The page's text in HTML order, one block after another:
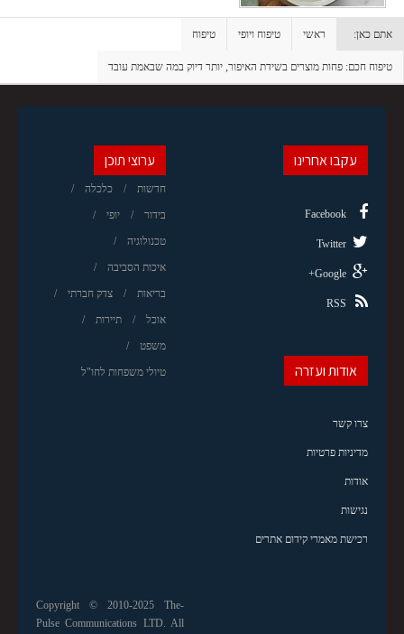
אתם כאן: ראשי טיפוח ויופי טיפוח
טיפוח חכם: פחות מוצרים בשידת האיפור, יותר דיוק במה שבאמת עובד
ערוצי תוכן
חדשות כלכלה
בידור יופי
טכנולוגיה
איכות הסביבה
בריאות צדק חברתי
אוכל תיירות
משפט
טיולי משפחות לחו"ל
עקבו אחרינו
Facebook
Twitter
Google+
RSS
אודות ועזרה
צרו קשר
מדיניות פרטיות
אודות
נגישות
רכישת מאמרי קידום אתרים
Copyright © 2010-2025 The-
Pulse Communications LTD. All